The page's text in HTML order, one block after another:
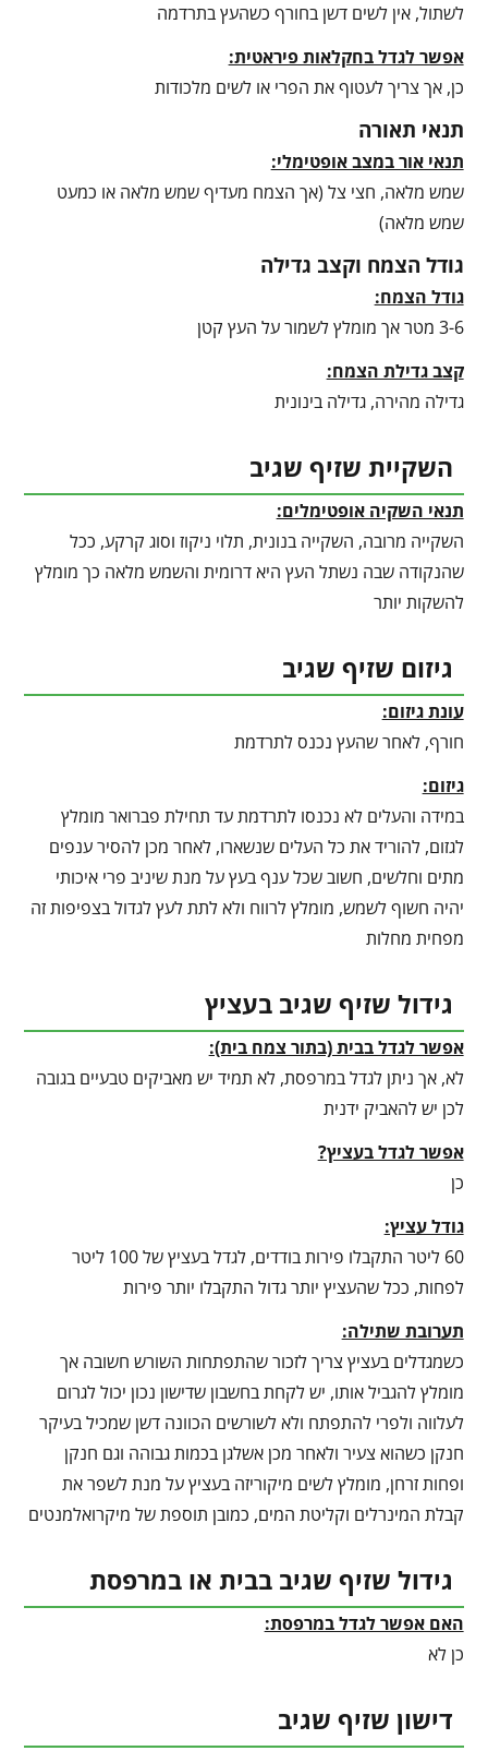
לשתול, אין לשים דשן בחורף כשהעץ בתרדמה
אפשר לגדל בחקלאות פיראטית:
כן, אך צריך לעטוף את הפרי או לשים מלכודות
תנאי תאורה
תנאי אור במצב אופטימלי:
שמש מלאה, חצי צל (אך הצמח מעדיף שמש מלאה או כמעט
שמש מלאה)
גודל הצמח וקצב גדילה
גודל הצמח:
3-6 מטר אך מומלץ לשמור על העץ קטן
קצב גדילת הצמח:
גדילה מהירה, גדילה בינונית
השקיית שזיף שגיב
תנאי השקיה אופטימלים:
השקייה מרובה, השקייה בנונית, תלוי ניקוז וסוג קרקע, ככל
שהנקודה שבה נשתל העץ היא דרומית והשמש מלאה כך מומלץ
להשקות יותר
גיזום שזיף שגיב
עונת גיזום:
חורף, לאחר שהעץ נכנס לתרדמת
גיזום:
במידה והעלים לא נכנסו לתרדמת עד תחילת פברואר מומלץ
לגזום, להוריד את כל העלים שנשארו, לאחר מכן להסיר ענפים
מתים וחלשים, חשוב שכל ענף בעץ על מנת שיניב פרי איכותי
יהיה חשוף לשמש, מומלץ לרווח ולא לתת לעץ לגדול בצפיפות זה
מפחית מחלות
גידול שזיף שגיב בעציץ
אפשר לגדל בבית (בתור צמח בית):
לא, אך ניתן לגדל במרפסת, לא תמיד יש מאביקים טבעיים בגובה
לכן יש להאביק ידנית
אפשר לגדל בעציץ?
כן
גודל עציץ:
60 ליטר התקבלו פירות בודדים, לגדל בעציץ של 100 ליטר
לפחות, ככל שהעציץ יותר גדול התקבלו יותר פירות
תערובת שתילה:
כשמגדלים בעציץ צריך לזכור שהתפתחות השורש חשובה אך
מומלץ להגביל אותו, יש לקחת בחשבון שדישון נכון יכול לגרום
לעלווה ולפרי להתפתח ולא לשורשים הכוונה דשן שמכיל בעיקר
חנקן כשהוא צעיר ולאחר מכן אשלגן בכמות גבוהה וגם חנקן
ופחות זרחן, מומלץ לשים מיקוריזה בעציץ על מנת לשפר את
קבלת המינרלים וקליטת המים, כמובן תוספת של מיקרואלמנטים
גידול שזיף שגיב בבית או במרפסת
האם אפשר לגדל במרפסת:
כן לא
דישון שזיף שגיב